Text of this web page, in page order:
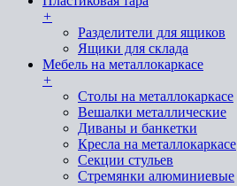
+
Разделители для ящиков
Ящики для склада
Мебель на металлокаркасе
+
Cтолы на металлокаркасе
Вешалки металлические
Диваны и банкетки
Кресла на металлокаркасе
Секции стульев
Стремянки алюминиевые